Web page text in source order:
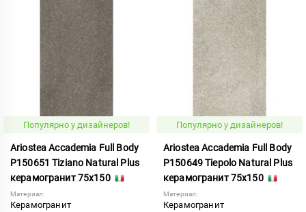
Популярно у дизайнеров!
Ariostea Accademia Full Body
P150651 Tiziano Natural Plus
керамогранит 75x150
Материал:
Керамогранит
Популярно у дизайнеров!
Ariostea Accademia Full Body
P150649 Tiepolo Natural Plus
керамогранит 75x150
Материал:
Керамогранит